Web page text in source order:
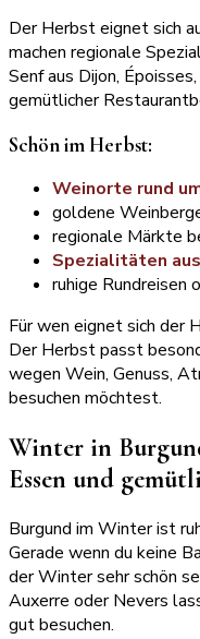
Der Herbst eignet sich
machen regionale
Senf aus Dijon,
gemütlicher
Schön im Herbst:
Weinorte rund
goldene
regionale Märkte
Spezialitäten
ruhige Rundreisen
Für wen eignet sich der
Der Herbst passt
wegen Wein, Genuss,
besuchen möchtest.
Winter in
Essen und
Burgund im Winter ist
Gerade wenn du keine
der Winter sehr schön
Auxerre oder Nevers
gut besuchen.